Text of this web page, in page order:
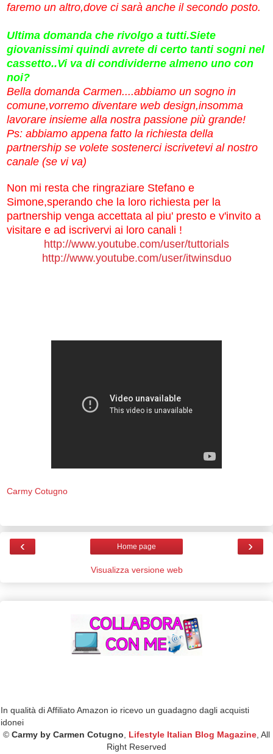
faremo un altro,dove ci sarà anche il secondo posto.
Ultima domanda che rivolgo a tutti.Siete
giovanissimi quindi avrete di certo tanti sogni nel
cassetto..Vi va di condividerne almeno uno con
noi?
Bella domanda Carmen....abbiamo un sogno in
comune,vorremo diventare web design,insomma
lavorare insieme alla nostra passione più grande!
Ps: abbiamo appena fatto la richiesta della
partnership se volete sostenerci iscrivetevi al nostro
canale (se vi va)
Non mi resta che ringraziare Stefano e
Simone,sperando che la loro richiesta per la
partnership venga accettata al piu' presto e v'invito a
visitare e ad iscrivervi ai loro canali !
http://www.youtube.com/user/tuttorials
http://www.youtube.com/user/itwinsduo
Carmy Cotugno
‹ ›
Home page
Visualizza versione web
In qualità di Affiliato Amazon io ricevo un guadagno dagli acquisti
idonei
© Carmy by Carmen Cotugno, Lifestyle Italian Blog Magazine, All
Right Reserved